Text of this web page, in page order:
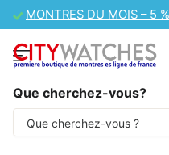
VENTE DE MONTRES CASIO –
Que cherchez-vous?
Une partie du